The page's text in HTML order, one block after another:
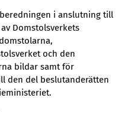
i anslutning till
Domstolsverkets
och den
bildar samt för
den del beslutanderätten